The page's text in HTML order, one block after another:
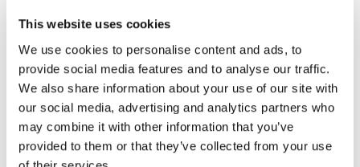
This website uses cookies
We use cookies to personalise content and ads, to
provide social media features and to analyse our traffic.
We also share information about your use of our site with
our social media, advertising and analytics partners who
may combine it with other information that you’ve
provided to them or that they’ve collected from your use
gezienals iets dat volgt. Een aankondiging na een
besluit, een briefna een proces, een bericht wanneer iets
is afgerond. In een wereld waarin organisaties continu
zichtbaar zijn en verwachtingen hoog liggen, is die
volgordelijkheid niet langer houdbaar.
Communicatie is geen sluitstuk. Het is de manier waarop
organisaties hun beloftes waarmaken richting klanten,